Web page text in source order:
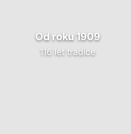
Od roku 1909
116 let tradice